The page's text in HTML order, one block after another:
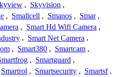
, Skyvision ,
, Smallcell , Smanos , Smar ,
, Smart Hd Wifi Camera ,
, Smart Net Camera ,
, Smart380 , Smartcam ,
, Smartguard ,
Smartrol , Smartsecurity , Smartsf ,